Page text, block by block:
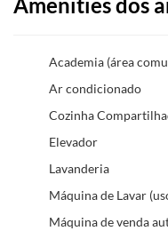
Academia (área
Ar condicionado
Cozinha
Elevador
Lavanderia
Máquina de Lavar
Máquina de venda